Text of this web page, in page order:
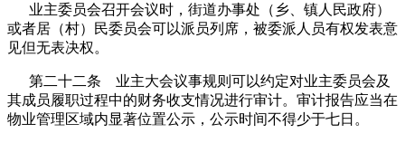
业主委员会召开会议时，街道办事处（乡、镇人民政府）
或者居（村）民委员会可以派员列席，被委派人员有权发表意
见但无表决权。
第二十二条 业主大会议事规则可以约定对业主委员会及
其成员履职过程中的财务收支情况进行审计。审计报告应当在
物业管理区域内显著位置公示，公示时间不得少于七日。